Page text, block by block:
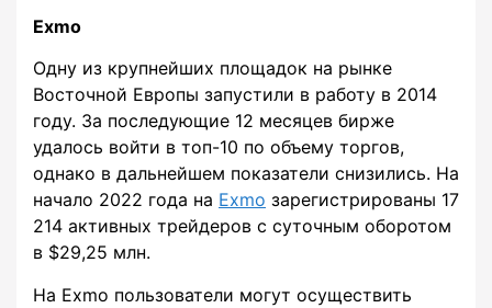
Exmo
Одну из крупнейших площадок на рынке
Восточной Европы запустили в работу в 2014
году. За последующие 12 месяцев бирже
удалось войти в топ-10 по объему торгов,
однако в дальнейшем показатели снизились. На
начало 2022 года на Exmo зарегистрированы 17
214 активных трейдеров с суточным оборотом
в $29,25 млн.
На Exmo пользователи могут осуществить